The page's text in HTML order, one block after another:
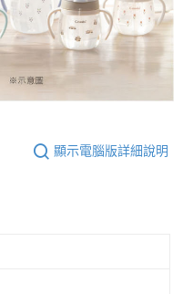
顯示電腦版詳細說明